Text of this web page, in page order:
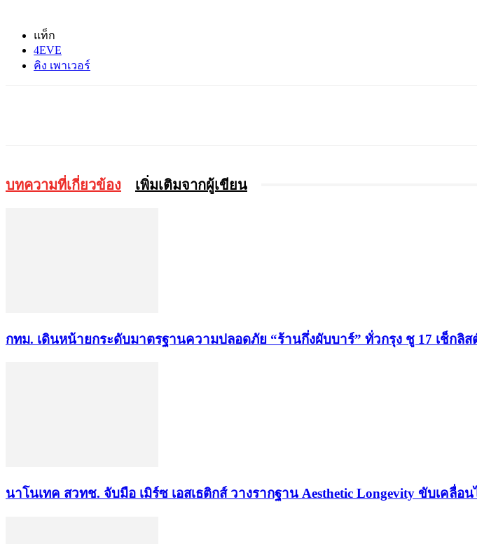
แท็ก
4EVE
คิง เพาเวอร์
บทความที่เกี่ยวข้อง เพิ่มเติมจากผู้เขียน
กทม. เดินหน้ายกระดับมาตรฐานความปลอดภัย “ร้านกึ่งผับบาร์” ทั่วกรุง ชู 17 เช็กลิ
นาโนเทค สวทช. จับมือ เมิร์ซ เอสเธติกส์ วางรากฐาน Aesthetic Longevity ขับเคลื่